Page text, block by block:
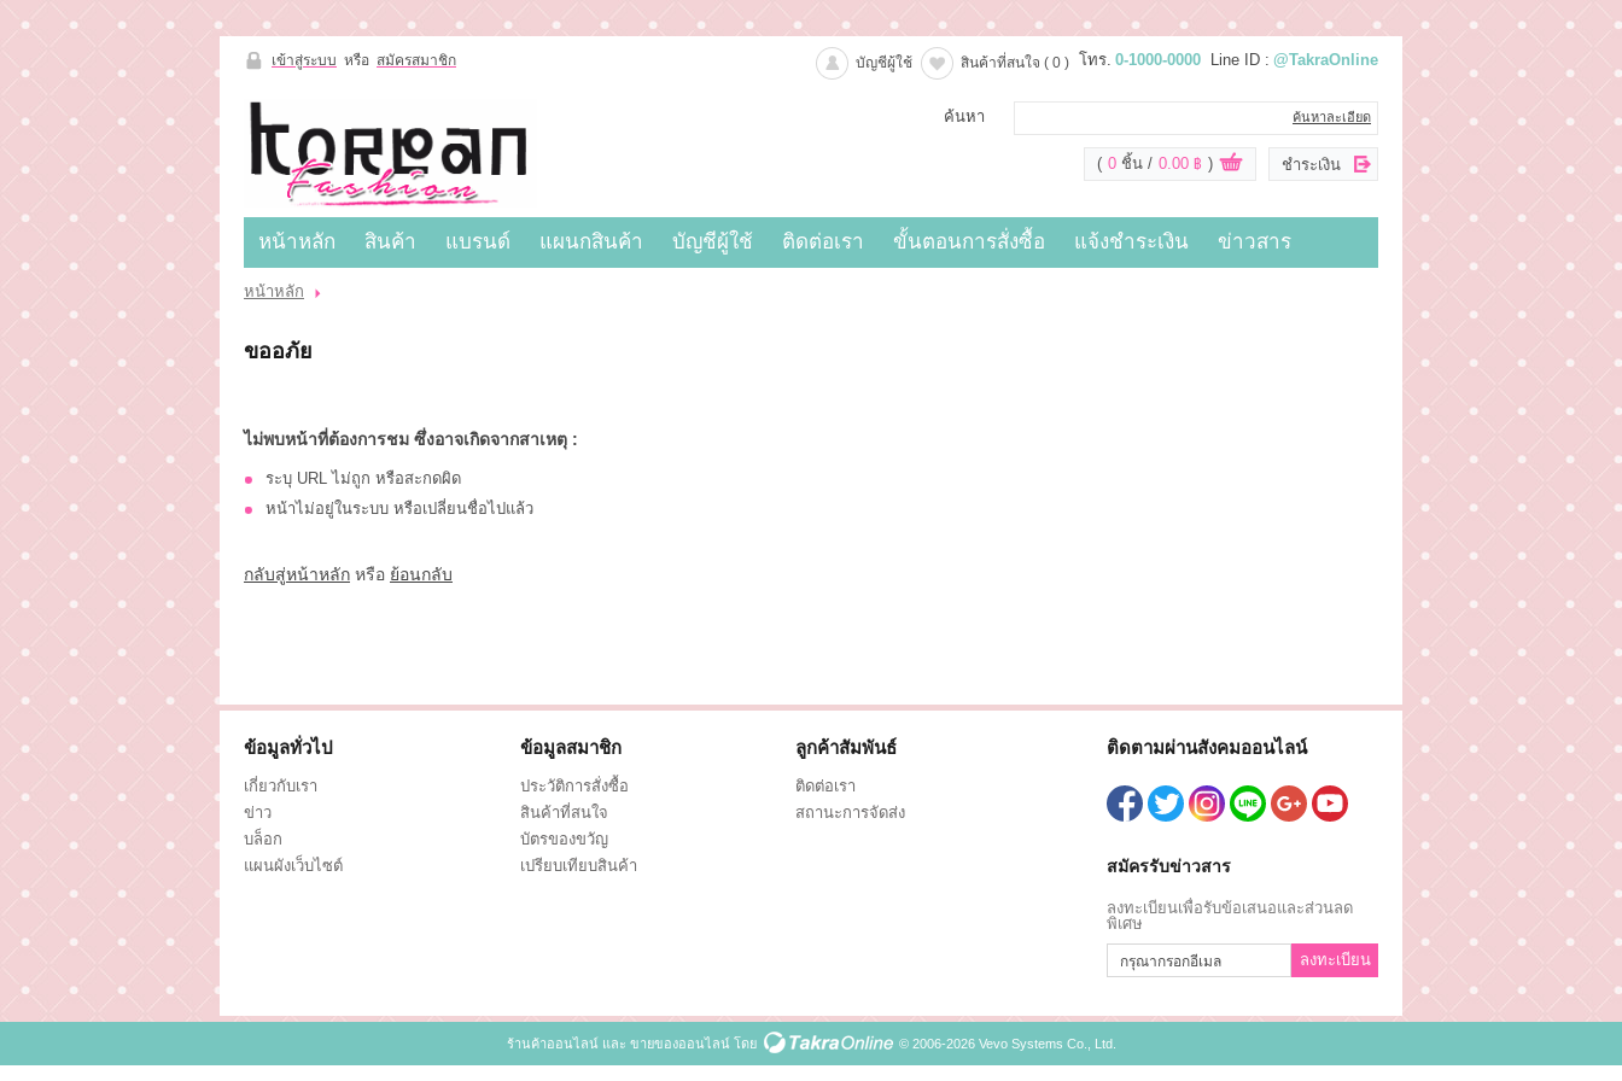
สมัคร
แบรนด์
ติดต่อเรา
ขั้นตอนการสั่งซื้อ แจ้งชำระเงิน
เข้าสู่ระบบ หรือ สมัครสมาชิก โทร. 0-1000-0000 Line ID : @TakraOnline
สินค้าที่สนใจ ( 0 )
บัญชีผู้ใช้
ค้นหา ค้นหาละเอียด
( 0 ชิ้น 0.00 ฿ ) ชำระเงิน
หน้าหลัก สินค้า แบรนด์ แผนกสินค้า บัญชีผู้ใช้ ติดต่อเรา ขั้นตอนการสั่งซื้อ แจ้งชำระเงิน ข่าวสาร
หน้าหลัก
ขออภัย
ไม่พบหน้าที่ต้องการชม ซึ่งอาจเกิดจากสาเหตุ :
ระบุ URL ไม่ถูก หรือสะกดผิด
หน้าไม่อยู่ในระบบ หรือเปลี่ยนชื่อไปแล้ว
กลับสู่หน้าหลัก หรือ ย้อนกลับ
ข้อมูลทั่วไป
เกี่ยวกับเรา
ข่าว
บล็อก
แผนผังเว็บไซต์
ข้อมูลสมาชิก
ประวัติการสั่งซื้อ
สินค้าที่สนใจ
บัตรของขวัญ
เปรียบเทียบสินค้า
ลูกค้าสัมพันธ์
ติดต่อเรา
สถานะการจัดส่ง
ติดตามผ่านสังคมออนไลน์
สมัครรับข่าวสาร
ลงทะเบียนเพื่อรับข้อเสนอและส่วนลด
พิเศษ
ลงทะเบียน
ร้านค้าออนไลน์ และ ขายของออนไลน์ โดย © 2006-2026 Vevo Systems Co., Ltd.